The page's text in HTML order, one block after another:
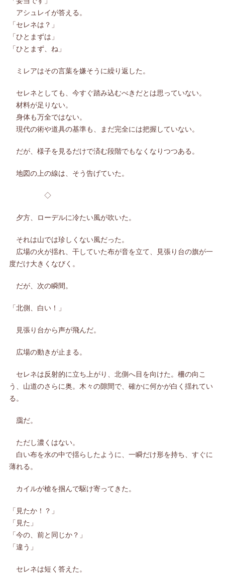
アシュレイが答える。
「セレネは？」
「ひとまずは」
「ひとまず、ね」
ミレアはその言葉を嫌そうに繰り返した。
セレネとしても、今すぐ踏み込むべきだとは思っていない。
材料が足りない。
身体も万全ではない。
現代の術や道具の基準も、まだ完全には把握していない。
だが、様子を見るだけで済む段階でもなくなりつつある。
地図の上の線は、そう告げていた。
◇
夕方、ローデルに冷たい風が吹いた。
それは山では珍しくない風だった。
広場の火が揺れ、干していた布が音を立て、見張り台の旗が一
度だけ大きくなびく。
だが、次の瞬間。
「北側、白い！」
見張り台から声が飛んだ。
広場の動きが止まる。
セレネは反射的に立ち上がり、北側へ目を向けた。柵の向こ
う、山道のさらに奥。木々の隙間で、確かに何かが白く揺れてい
る。
靄だ。
ただし濃くはない。
白い布を水の中で揺らしたように、一瞬だけ形を持ち、すぐに
薄れる。
カイルが槍を掴んで駆け寄ってきた。
「見たか！？」
「見た」
「今の、前と同じか？」
「違う」
セレネは短く答えた。